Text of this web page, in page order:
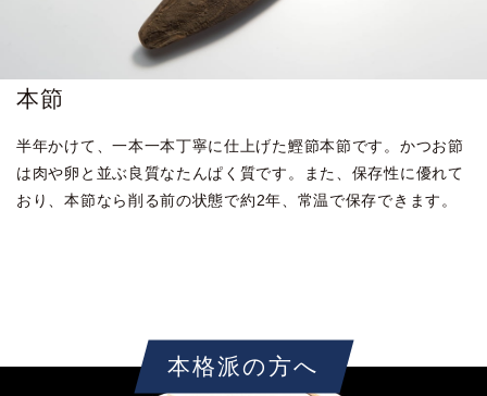
本節
半年かけて、一本一本丁寧に仕上げた鰹節本節です。 かつお節
は肉や卵と並ぶ良質なたんぱく質です。
また、保存性に優れて
おり、本節なら削る前の状態で約2年、常温で保存できます。
本格派の方へ